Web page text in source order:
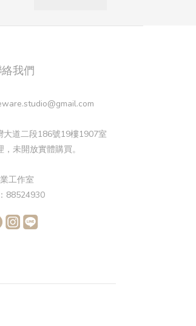
我們
大道二段186號19樓1907室
未開放實體購買。
工作室
88524930